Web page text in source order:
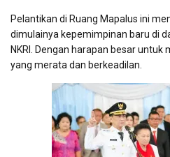
Pelantikan di Ruang Mapalus ini
dimulainya kepemimpinan baru di
NKRI. Dengan harapan besar
yang merata dan berkeadilan.